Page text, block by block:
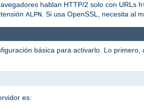
hablan HTTP/2 solo con URLs
ALPN. Si usa OpenSSL, necesita al
básica para activarlo. Lo
es: